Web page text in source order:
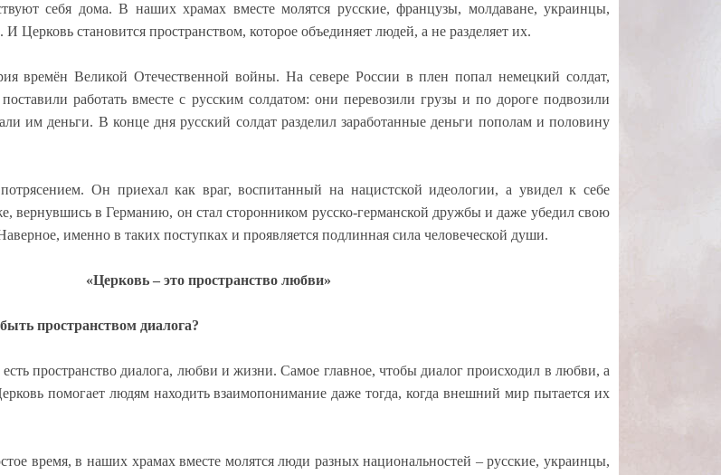
себя дома. В наших храмах вместе молятся русские, французы, молдаване, украинцы,
Церковь становится пространством, которое объединяет людей, а не разделяет их.
времён Великой Отечественной войны. На севере России в плен попал немецкий солдат,
работать вместе с русским солдатом: они перевозили грузы и по дороге подвозили
им деньги. В конце дня русский солдат разделил заработанные деньги пополам и половину
Он приехал как враг, воспитанный на нацистской идеологии, а увидел к себе
вернувшись в Германию, он стал сторонником русско-германской дружбы и даже убедил свою
именно в таких поступках и проявляется подлинная сила человеческой души.
«Церковь – это пространство любви»
пространством диалога?
пространство диалога, любви и жизни.Самое главное, чтобы диалог происходил в любви, а
помогает людям находить взаимопонимание даже тогда, когда внешний мир пытается их
время, в наших храмах вместе молятся люди разных национальностей – русские, украинцы,